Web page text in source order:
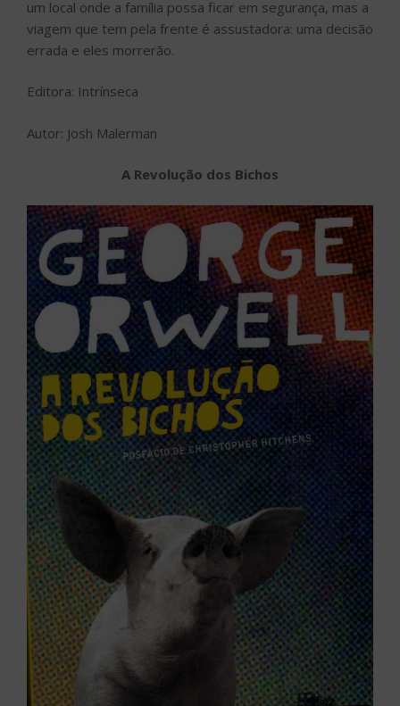
um local onde a família possa ficar em segurança, mas a
viagem que tem pela frente é assustadora: uma decisão
errada e eles morrerão.
Editora: Intrínseca
Autor: Josh Malerman
A Revolução dos Bichos